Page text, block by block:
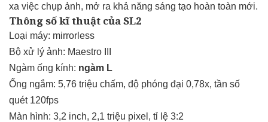
xa việc chụp ảnh, mở ra khả năng sáng tạo hoàn toàn mới.
Thông số kĩ thuật của SL2
Loại máy: mirrorless
Bộ xử lý ảnh: Maestro III
Ngàm ống kính: ngàm L
Ống ngắm: 5,76 triệu chấm, độ phóng đại 0,78x, tần số
quét 120fps
Màn hình: 3,2 inch, 2,1 triệu pixel, tỉ lệ 3:2